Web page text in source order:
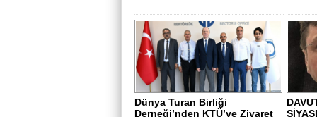
Dünya Turan Birliği
Derneği’nden KTÜ’ye Ziyaret